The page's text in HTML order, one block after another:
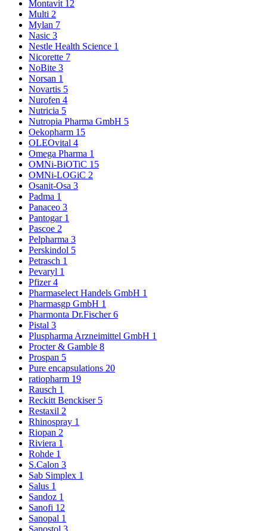
Montavit 12
Multi 2
Mylan 7
Nasic 3
Nestle Health Science 1
Nicorette 7
NoBite 3
Norsan 1
Novartis 5
Nurofen 4
Nutricia 5
Nutropia Pharma GmbH 5
Oekopharm 15
OLEOvital 4
Omega Pharma 1
OMNi-BiOTiC 15
OMNi-LOGiC 2
Osanit-Osa 3
Padma 1
Panaceo 3
Pantogar 1
Pascoe 2
Pelpharma 3
Perskindol 5
Petrasch 1
Pevaryl 1
Pfizer4
Pharmaselect Handels GmbH 1
Pharmasgp GmbH 1
Pharmonta Dr.Fischer6
Pistal 3
Pluspharma Arzneimittel GmbH 1
Procter & Gamble 8
Prospan 5
Pure encapsulations 20
ratiopharm 19
Rausch 1
Reckitt Benckiser 5
Restaxil 2
Rhinospray 1
Riopan 2
Riviera 1
Rohde 1
S.Calon 3
Sab Simplex 1
Salus 1
Sandoz 1
Sanofi 12
Sanopal 1